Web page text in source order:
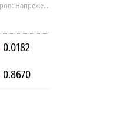
Димитров: Напрежението в БДЖ ескалира
0.0182
0.8670